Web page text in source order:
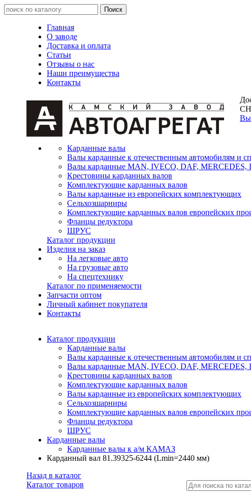
Главная
О заводе
Доставка и оплата
Статьи
Отзывы о нас
Наши преимущества
Контакты
Карданные валы
Валы карданные к отечественным автомобилям и
Валы карданные MAN, IVECO, DAF, MERCEDES,
Крестовины карданных валов
Комплектующие карданных валов
Валы карданные из европейских комплектующих
Сельхозшарниры
Комплектующие карданных валов европейских
Фланцы редуктора
ШРУС
Каталог продукции
Изделия на заказ
На легковые авто
На грузовые авто
На спецтехнику
Каталог по применяемости
Запчасти оптом
Личный кабинет покупателя
Контакты
Каталог продукции
Карданные валы
Валы карданные к отечественным автомобилям и
Валы карданные MAN, IVECO, DAF, MERCEDES,
Крестовины карданных валов
Комплектующие карданных валов
Валы карданные из европейских комплектующих
Сельхозшарниры
Комплектующие карданных валов европейских
Фланцы редуктора
ШРУС
Карданные валы
Карданные валы к а/м КАМАЗ
Карданный вал 81.39325-6244 (Lmin=2440 мм)
Назад в каталог
Каталог товаров